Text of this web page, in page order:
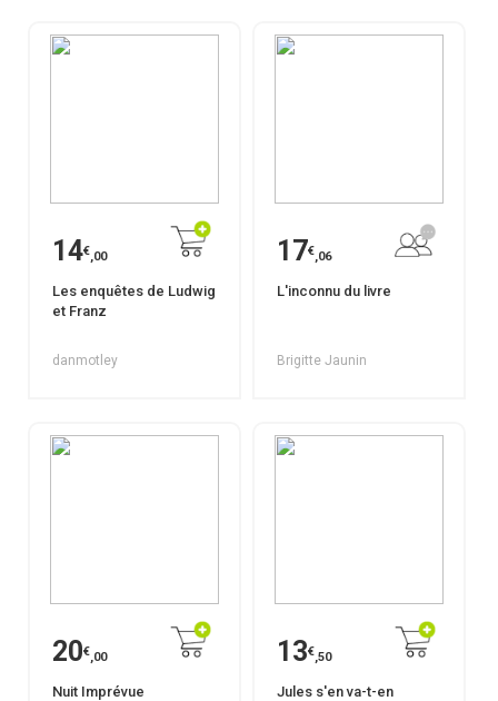
14€,00
Les enquêtes de Ludwig
et Franz
danmotley
17€,06
L'inconnu du livre
Brigitte Jaunin
20€,00
Nuit Imprévue
13€,50
Jules s'en va-t-en